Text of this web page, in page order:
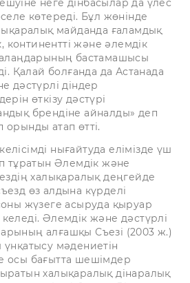
неге дінбасылар да үлес
көтереді. Бұл жөнінде
майданда ғаламдық
континентті және әлемдік
алаңдарының бастамашысы
Қалай болғанда да Астанада
дәстүрлі діндер
өткізу дәстүрі
брендіне айналды» деп
атап өтті.
нығайтуда елімізде үш
тұратын Әлемдік және
халықаралық деңгейде
өз алдына күрделі
жүзеге асыруда қыруар
Әлемдік және дәстүрлі
алғашқы Съезі (2003 ж.)
мәдениетін
осы бағытта шешімдер
халықаралық дінаралық